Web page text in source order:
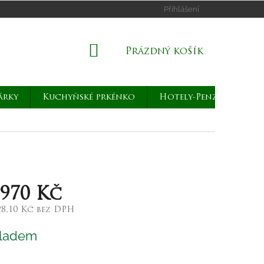
Přihlášení
NÁKUPNÍ
Prázdný košík
Kuchyňské prkénko Hotely-Penziony
Kč
Kč bez DPH